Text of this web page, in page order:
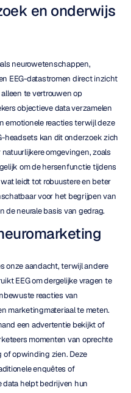
en onderwijs
neurowetenschappen,
EEG-datastromen direct inzicht
te vertrouwen op
objectieve data verzamelen
emotionele reacties terwijl deze
headsets kan dit onderzoek zich
omgevingen, zoals
om de hersenfunctie tijdens
leidt tot robuustere en beter
voor het begrijpen van
de neurale basis van gedrag.
onze aandacht, terwijl andere
EEG om dergelijke vragen te
reacties van
marketingmateriaal te meten.
een advertentie bekijkt of
momenten van oprechte
of opwinding zien. Deze
enquêtes of
data helpt bedrijven hun